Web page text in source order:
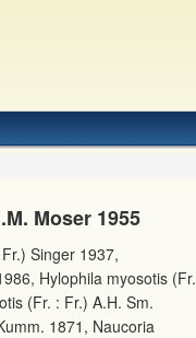
Moser 1955
Singer 1937,
Hylophila myosotis (Fr.
(Fr. : Fr.) A.H. Sm.
1871, Naucoria